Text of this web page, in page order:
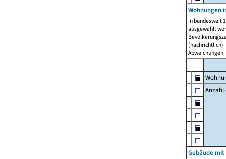
Wohnungen
In bundesweit
ausgewählt
Abweichungen
Anzahl
Gebäude